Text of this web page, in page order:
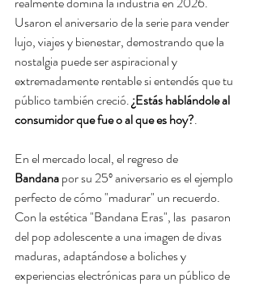
Usaron el aniversario de la serie para vender
lujo, viajes y bienestar, demostrando que la
nostalgia puede ser aspiracional y
extremadamente rentable si entendés que tu
público también creció. ¿Estás hablándole al
consumidor que fue o al que es hoy?.
En el mercado local, el regreso de
Bandana por su 25º aniversario es el ejemplo
perfecto de cómo "madurar" un recuerdo.
Con la estética "Bandana Eras", las  pasaron
del pop adolescente a una imagen de divas
maduras, adaptándose a boliches y
experiencias electrónicas para un público de